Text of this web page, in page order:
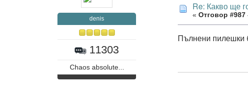
denis
11303
Chaos absolute...
Re: Какво ще
« Отговор #987
Пълнени пилешки